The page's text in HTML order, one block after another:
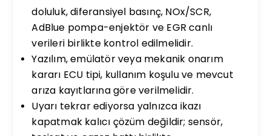
doluluk, diferansiyel basınç, NOx/SCR,
AdBlue pompa-enjektör ve EGR canlı
verileri birlikte kontrol edilmelidir.
Yazılım, emülatör veya mekanik onarım
kararı ECU tipi, kullanım koşulu ve mevcut
arıza kayıtlarına göre verilmelidir.
Uyarı tekrar ediyorsa yalnızca ikazı
kapatmak kalıcı çözüm değildir; sensör,